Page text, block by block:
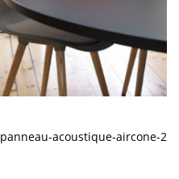
panneau-acoustique-aircone-2